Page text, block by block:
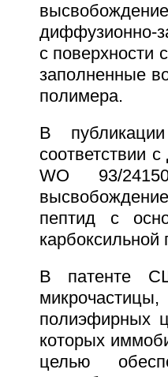
диффузионно-
с поверхности
заполненные
полимера.
В
соответствии
WO 93/
пептид с
карбоксильной
В патенте
полиэфирных
которых
целью